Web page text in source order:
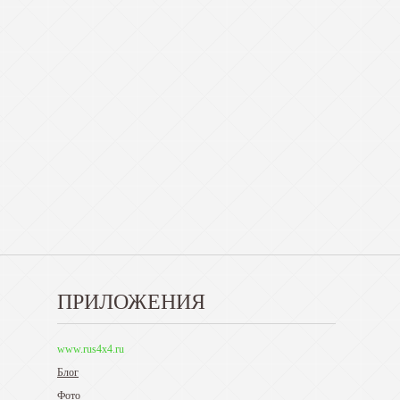
ПРИЛОЖЕНИЯ
www.rus4x4.ru
Блог
Фото